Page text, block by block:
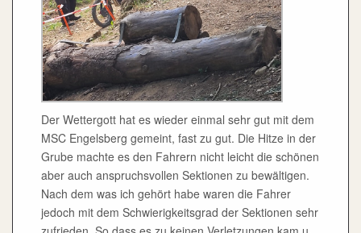
Der Wettergott hat es wieder einmal sehr gut mit dem
MSC Engelsberg gemeint, fast zu gut. Die Hitze in der
Grube machte es den Fahrern nicht leicht die schönen
aber auch anspruchsvollen Sektionen zu bewältigen.
Nach dem was ich gehört habe waren die Fahrer
jedoch mit dem Schwierigkeitsgrad der Sektionen sehr